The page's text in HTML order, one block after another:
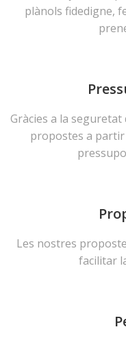
plànols fidedigne,
Gràcies a la
propostes a partir
Les nostres
facilitar